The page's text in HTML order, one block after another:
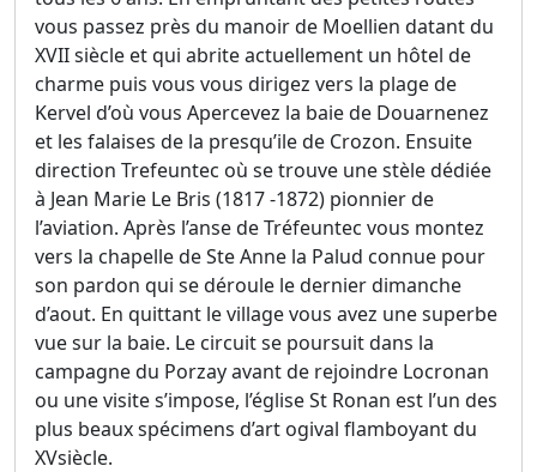
vous passez près du manoir de Moellien datant du
XVII siècle et qui abrite actuellement un hôtel de
charme puis vous vous dirigez vers la plage de
Kervel d’où vous Apercevez la baie de Douarnenez
et les falaises de la presqu’ile de Crozon. Ensuite
direction Trefeuntec où se trouve une stèle dédiée
à Jean Marie Le Bris (1817 -1872) pionnier de
l’aviation. Après l’anse de Tréfeuntec vous montez
vers la chapelle de Ste Anne la Palud connue pour
son pardon qui se déroule le dernier dimanche
d’aout. En quittant le village vous avez une superbe
vue sur la baie. Le circuit se poursuit dans la
campagne du Porzay avant de rejoindre Locronan
ou une visite s’impose, l’église St Ronan est l’un des
plus beaux spécimens d’art ogival flamboyant du
XVsiècle.